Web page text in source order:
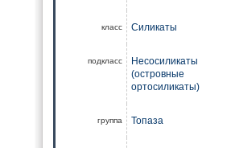
класс Силикаты
подкласс
Несосиликаты
(островные
ортосиликаты)
группа Топаза